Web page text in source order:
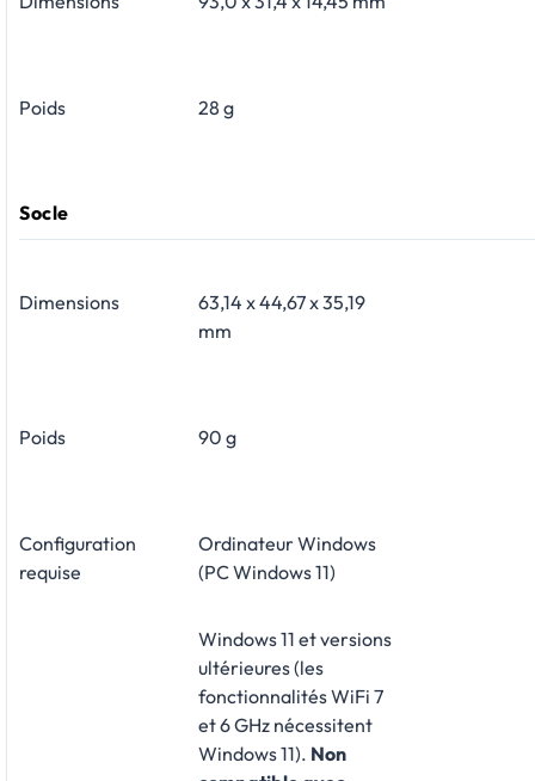
Poids 28 g
Socle
Dimensions
63,14 x 44,67 x 35,19
mm
Poids 90 g
Configuration
requise
Ordinateur Windows
(PC Windows 11)
Windows 11 et versions
ultérieures (les
fonctionnalités WiFi 7
et 6 GHz nécessitent
Windows 11). Non